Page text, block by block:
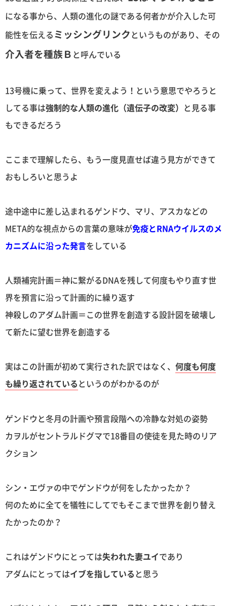
になる事から、人類の進化の謎である何者かが介入した可
能性を伝えるミッシングリンクというものがあり、その
介入者を種族Ｂ と呼んでいる
13号機に乗って、世界を変えよう！という意思でやろうと
してる事は強制的な人類の進化（遺伝子の改変） と見る事
もできるだろう
ここまで理解したら、もう一度見直せば違う見方ができて
おもしろいと思うよ
途中途中に差し込まれるゲンドウ、マリ、アスカなどの
META的な視点からの言葉の意味が免疫とRNAウイルスのメ
カニズムに沿った発言をしている
人類補完計画＝神に繋がるDNAを残して何度もやり直す世
界を預言に沿って計画的に繰り返す
神殺しのアダム計画＝この世界を創造する設計図を破壊し
て新たに望む世界を創造する
実はこの計画が初めて実行された訳ではなく、 何度も何度
も繰り返されているというのがわかるのが
ゲンドウと冬月の計画や預言段階への冷静な対処の姿勢
カヲルがセントラルドグマで18番目の使徒を見た時のリア
クション
シン・エヴァの中でゲンドウが何をしたかったか？
何のために全てを犠牲にしてでもそこまで世界を創り替え
たかったのか？
これはゲンドウにとっては失われた妻ユイであり
アダムにとってはイブを指していると思う